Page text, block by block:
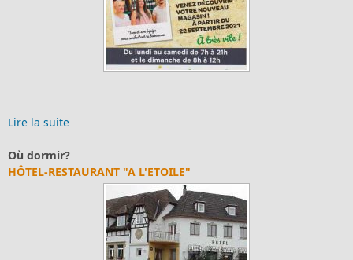
Lire la suite
Où dormir?
HÔTEL-RESTAURANT "A L'ETOILE"